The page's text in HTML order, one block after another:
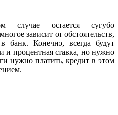
остается сугубо
зависит от обстоятельств,
банк. Конечно, всегда будут
и процентная ставка, но нужно
нужно платить, кредит в этом